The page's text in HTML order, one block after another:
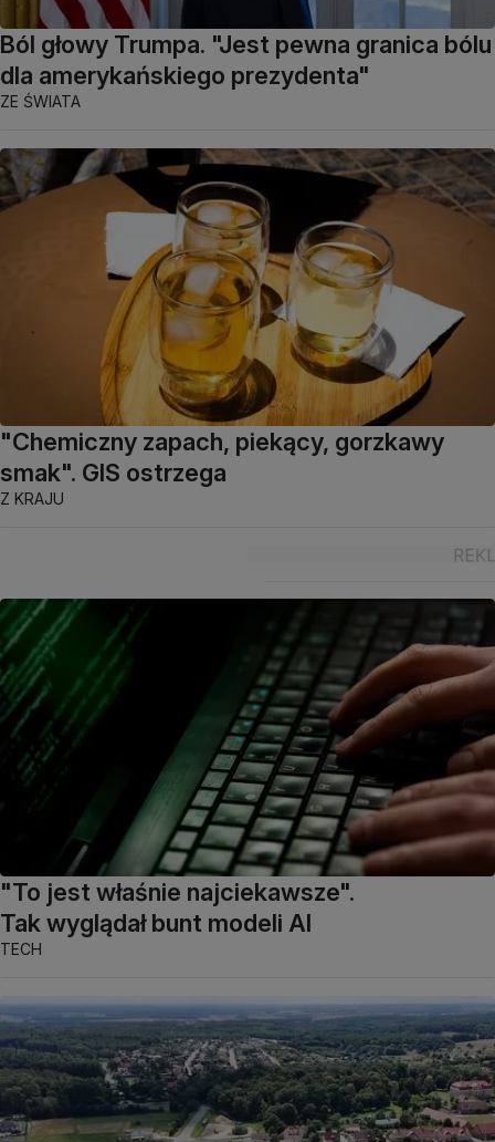
Ból głowy Trumpa. "Jest pewna granica bólu
dla amerykańskiego prezydenta"
ZE ŚWIATA
"Chemiczny zapach, piekący, gorzkawy
smak". GIS ostrzega
Z KRAJU
"To jest właśnie najciekawsze".
Tak wyglądał bunt modeli AI
TECH